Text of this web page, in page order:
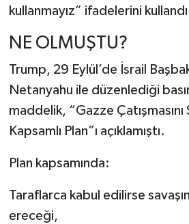
kullanmayız” ifadelerini
NE OLMUŞTU?
Trump, 29 Eylül’de İsrail
Netanyahu ile düzenlediği
maddelik, “Gazze Çatışmasını
Kapsamlı Plan”ı açıklamıştı.
Plan kapsamında:
Taraflarca kabul edilirse
ereceği,